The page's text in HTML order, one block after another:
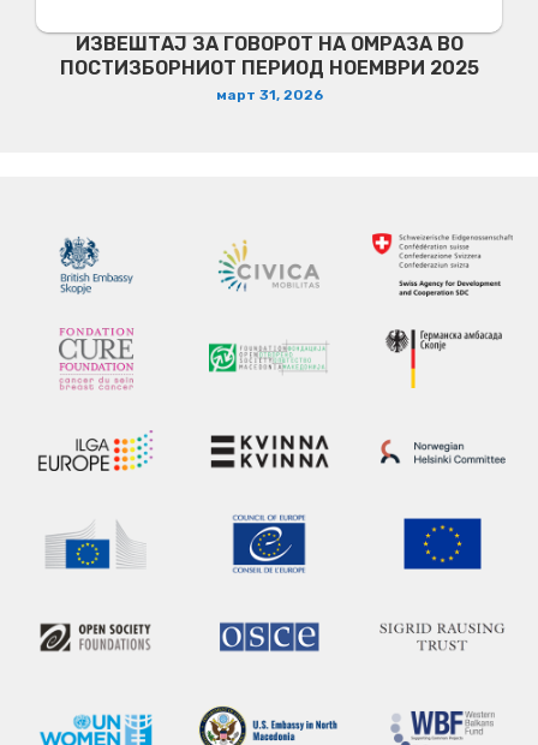
ИЗВЕШТАЈ ЗА ГОВОРОТ НА ОМРАЗА ВО
ПОСТИЗБОРНИОТ ПЕРИОД НОЕМВРИ 2025
март 31, 2026